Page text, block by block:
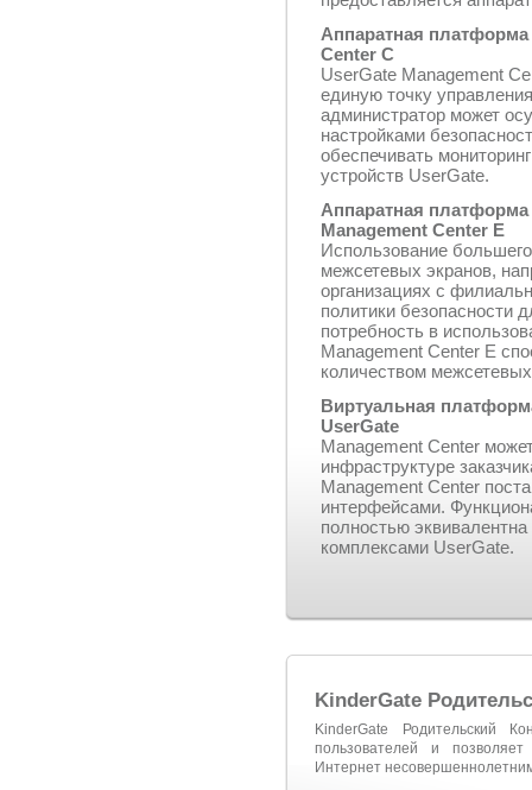
Аппаратная платформа
Center C
UserGate Management
единую точку
администратор может
настройками
обеспечивать
устройств UserGate.
Аппаратная платформа
Management Center E
Использование
межсетевых экранов,
организациях с
политики безопасности
потребность в
Management Center E
количеством
Виртуальная
UserGate
Management Center
инфраструктуре
Management Center
интерфейсами.
полностью
комплексами UserGate.
KinderGate
KinderGate Родительский
пользователей и позволяет
Интернет